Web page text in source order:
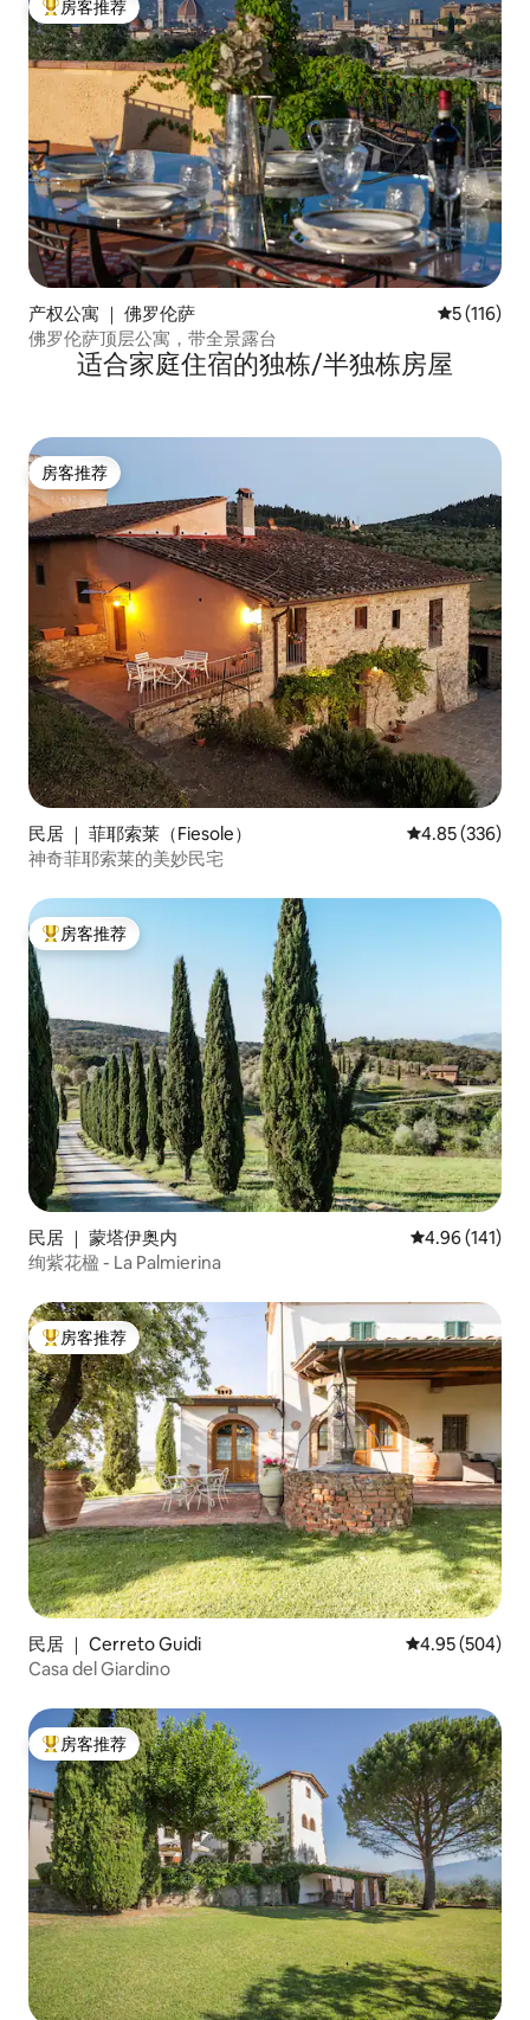
热门「房客推荐」
房客推荐
产权公寓 ｜ 佛罗伦萨 平均评分 5
5 (116)
佛罗伦萨顶层公寓，带全景露台
适合家庭住宿的独栋/半独栋房屋
房客推荐
房客推荐
民居 ｜ 菲耶索莱（Fiesole） 平均评分 4.85
4.85 (336)
神奇菲耶索莱的美妙民宅
热门「房客推荐」
房客推荐
民居 ｜ 蒙塔伊奥内 平均评分 4.96
4.96 (141)
绚紫花楹 - La Palmierina
热门「房客推荐」
房客推荐
民居 ｜ Cerreto Guidi 平均评分 4.95
4.95 (504)
Casa del Giardino
热门「房客推荐」
房客推荐